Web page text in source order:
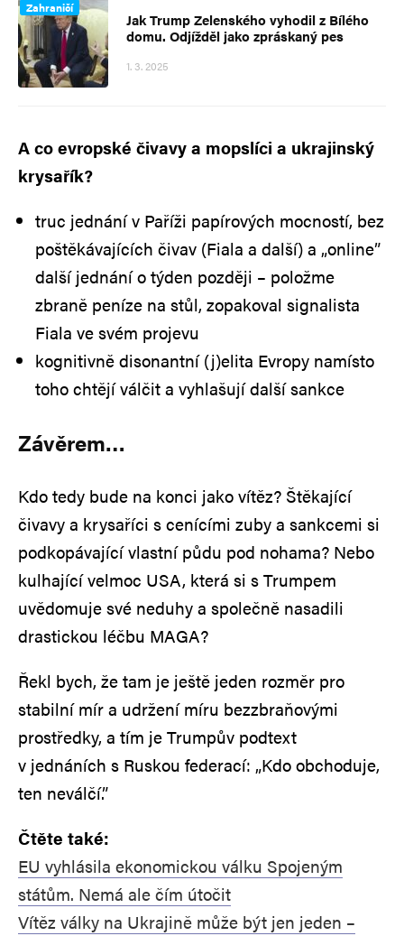
Zahraničí
Jak Trump Zelenského vyhodil z Bílého
domu. Odjížděl jako zpráskaný pes
1. 3. 2025
A co evropské čivavy a mopslíci a ukrajinský
krysařík?
truc jednání v Paříži papírových mocností, bez
poštěkávajících čivav (Fiala a další) a „online”
další jednání o týden později – položme
zbraně peníze na stůl, zopakoval signalista
Fiala ve svém projevu
kognitivně disonantní (j)elita Evropy namísto
toho chtějí válčit a vyhlašují další sankce
Závěrem…
Kdo tedy bude na konci jako vítěz? Štěkající
čivavy a krysaříci s cenícími zuby a sankcemi si
podkopávající vlastní půdu pod nohama? Nebo
kulhající velmoc USA, která si s Trumpem
uvědomuje své neduhy a společně nasadili
drastickou léčbu MAGA?
Řekl bych, že tam je ještě jeden rozměr pro
stabilní mír a udržení míru bezzbraňovými
prostředky, a tím je Trumpův podtext
v jednáních s Ruskou federací: „Kdo obchoduje,
ten neválčí.”
Čtěte také:
EU vyhlásila ekonomickou válku Spojeným
státům. Nemá ale čím útočit
Vítěz války na Ukrajině může být jen jeden –